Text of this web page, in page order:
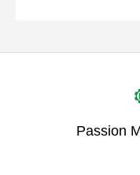
Passion